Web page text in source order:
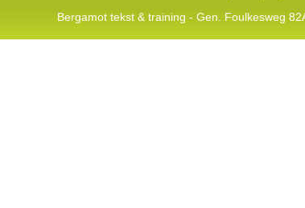
Bergamot tekst & training - Gen. Foulkesweg